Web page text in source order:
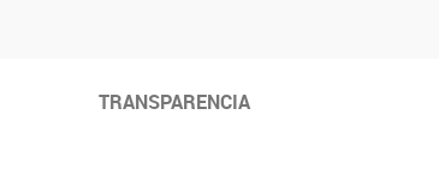
TRANSPARENCIA